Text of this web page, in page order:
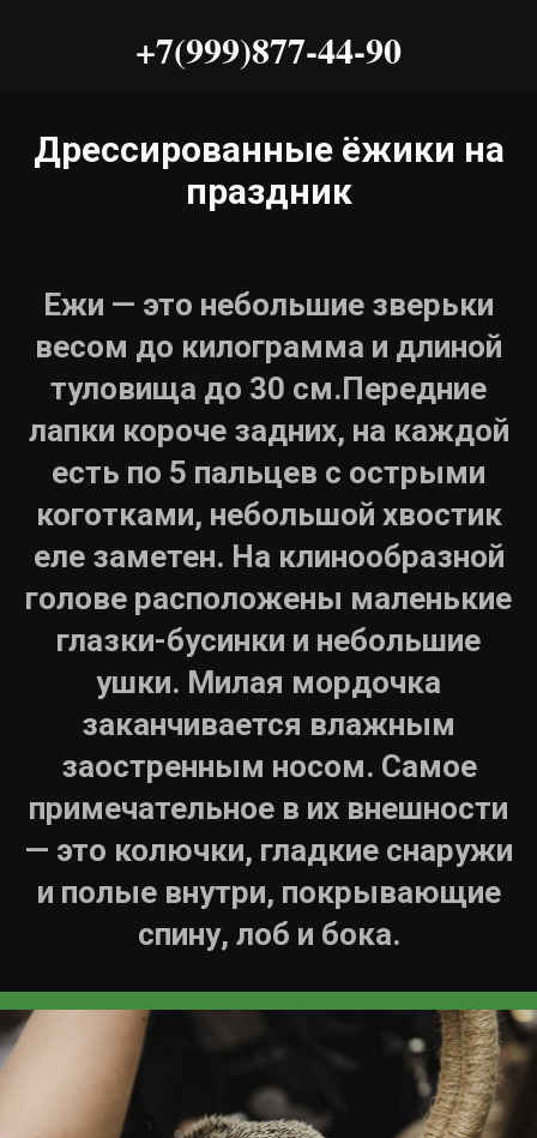
+7(999)877-44-90
Дрессированные ёжики на
праздник
Ежи — это небольшие зверьки
весом до килограмма и длиной
туловища до 30 см.Передние
лапки короче задних, на каждой
есть по 5 пальцев с острыми
коготками, небольшой хвостик
еле заметен. На клинообразной
голове расположены маленькие
глазки-бусинки и небольшие
ушки. Милая мордочка
заканчивается влажным
заостренным носом. Самое
примечательное в их внешности
— это колючки, гладкие снаружи
и полые внутри, покрывающие
спину, лоб и бока.